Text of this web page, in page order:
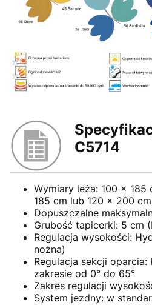
C5714
Wymiary leża: 100 x 185
185 cm lub 120 x 200
Dopuszczalne
Grubość tapicerki: 5 cm
Regulacja wysokości:
nożna)
Regulacja sekcji
zakresie od 0° do 65°
Zakres regulacji
System jezdny: w